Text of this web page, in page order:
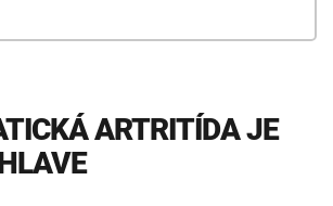
ARTRITÍDA JE